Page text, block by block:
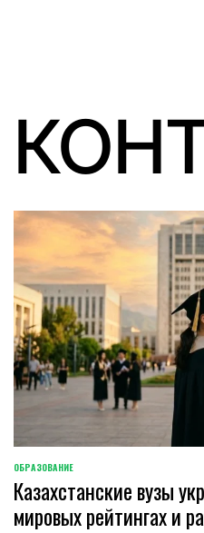
POSTED
IN
ОБРАЗОВАНИЕ
Казахстанские вузы
мировых рейтингах и